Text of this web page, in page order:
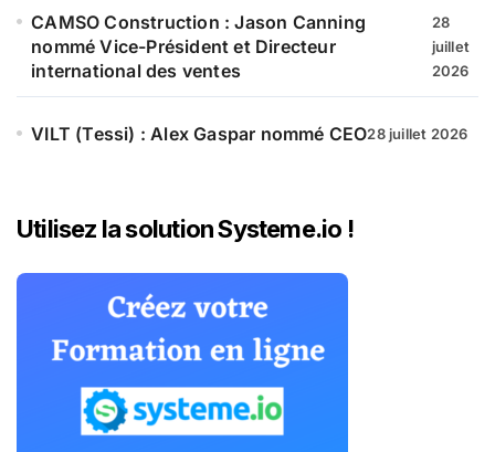
CAMSO Construction : Jason Canning
nommé Vice-Président et Directeur
international des ventes
28
juillet
2026
VILT (Tessi) : Alex Gaspar nommé CEO28 juillet 2026
Utilisez la solution Systeme.io !